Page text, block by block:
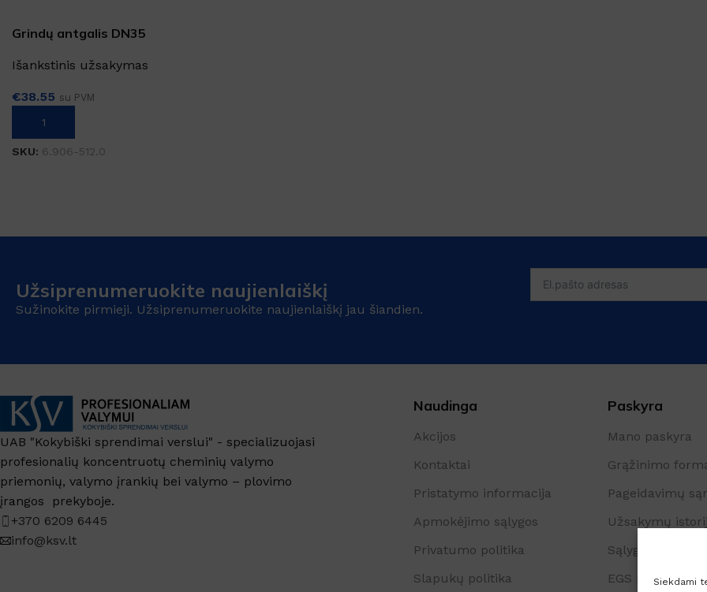
Siekdami
Grindų antgalis DN35
Išankstinis užsakymas
€38.55 su PVM
Į KREPŠELĮ
SKU: 6.906-512.0
Užsiprenumeruokite naujienlaiškį
Sužinokite pirmieji. Užsiprenumeruokite naujienlaiškį jau šiandien.
UAB "Kokybiški sprendimai verslui" - specializuojasi
profesionalių koncentruotų cheminių valymo
priemonių, valymo įrankių bei valymo – plovimo
įrangos prekyboje.
+370 6209 6445
info@ksv.lt
Naudinga
Akcijos
Kontaktai
Pristatymo informacija
Apmokėjimo sąlygos
Privatumo politika
Slapukų politika
Paskyra
Mano paskyra
Grąžinimo
Pageidavimų
Užsakymų
Sąlygos ir
EGS platforma